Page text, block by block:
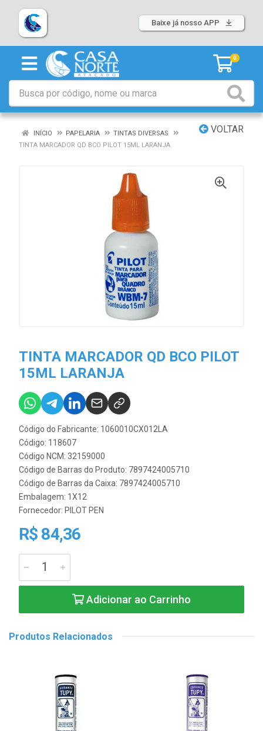
Baixe já nosso APP
0
VOLTAR
INÍCIO PAPELARIA
TINTAS DIVERSAS
TINTA MARCADOR QD BCO PILOT 15ML LARANJA
TINTA MARCADOR QD BCO PILOT
15ML LARANJA
Código do Fabricante: 1060010CX012LA
Código: 118607
Código NCM: 32159000
Código de Barras do Produto: 7897424005710
Código de Barras da Caixa: 7897424005710
Embalagem: 1X12
Fornecedor: PILOT PEN
R$ 84,36
Adicionar ao Carrinho
Produtos Relacionados